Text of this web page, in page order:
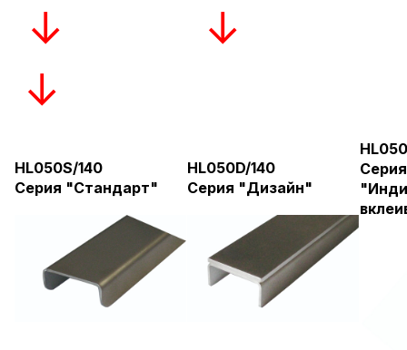
↓ ↓
↓
HL050S/140
Серия "Стандарт"
HL050D/140
Серия "Дизайн"
Серия